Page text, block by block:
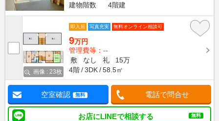
建物階数
4階建
画像 : 23枚
即入居 写真充実 無料オンライン相談可
9万円
管理費等：--
敷
なし 礼
15万
4階
3DK 58.5㎡
空室確認 無料 電話で問合せ
お店にLINEで相談する 無料